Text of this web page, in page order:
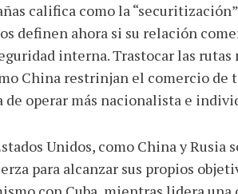
califica como la
definen ahora si su relación
interna. Trastocar las
China restrinjan el comercio de
de operar más nacionalista e
Unidos, como China y Rusia
para alcanzar sus propios